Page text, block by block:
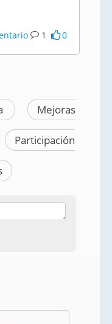
1 0
Mejoras
Participación